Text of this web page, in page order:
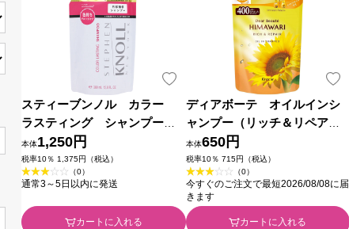
スティーブンノル カラー
ラスティング シャンプー
（詰め替え用） ３８０ｍＬ コ
ーセー
本体1,250円
税率10％ 1,375円（税込）
（0）
通常3～5日以内に発送
カートに入れる
ディアボーテ オイルインシ
ャンプー（リッチ＆リペア）
詰替用 ４００ｍＬ クラシエ
ホームプロダクツ
本体650円
税率10％ 715円（税込）
（0）
今すぐのご注文で最短2026/08/08に届
きます
カートに入れる